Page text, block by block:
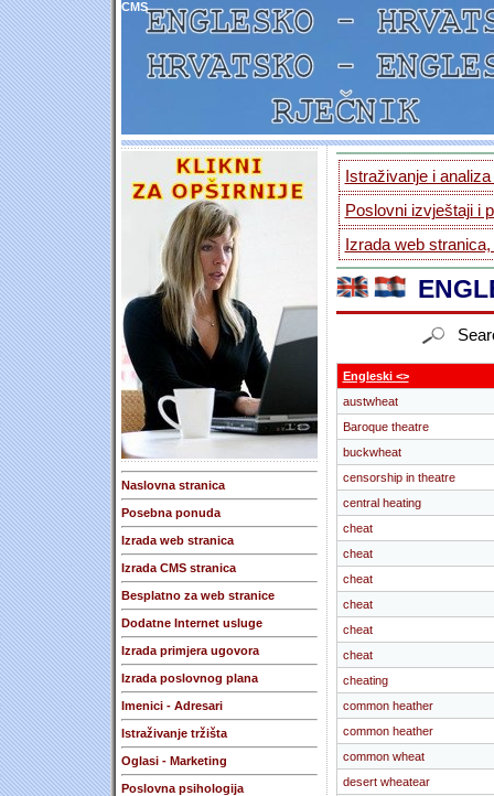
CMS
Naslovna stranica
Posebna ponuda
Izrada web stranica
Izrada CMS stranica
Besplatno za web stranice
Dodatne Internet usluge
Izrada primjera ugovora
Izrada poslovnog plana
Imenici - Adresari
Istraživanje tržišta
Oglasi - Marketing
Poslovna psihologija
Istraživanje i
Poslovni izvještaji i
Izrada web
Engleski <>
austwheat
Baroque theatre
buckwheat
censorship in theatre
central heating
cheat
cheat
cheat
cheat
cheat
cheat
cheating
common heather
common heather
common wheat
desert wheatear